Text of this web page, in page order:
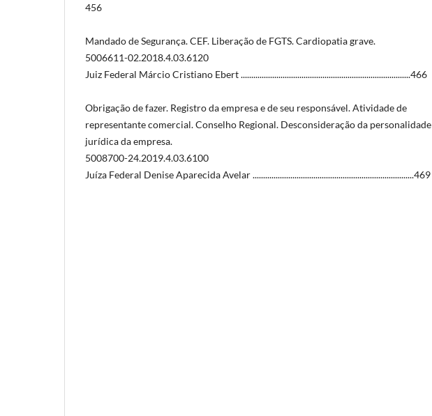
456
Mandado de Segurança. CEF. Liberação de FGTS. Cardiopatia grave.
5006611-02.2018.4.03.6120
Juiz Federal Márcio Cristiano Ebert .................................................................................466
Obrigação de fazer. Registro da empresa e de seu responsável. Atividade de
representante comercial. Conselho Regional. Desconsideração da personalidade
jurídica da empresa.
5008700-24.2019.4.03.6100
Juíza Federal Denise Aparecida Avelar .............................................................................469